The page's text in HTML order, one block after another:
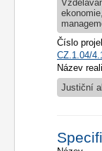
Číslo
CZ.1.04/
Název
Justiční